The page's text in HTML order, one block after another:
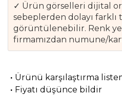
✓ Ürün görselleri dijital
sebeplerden dolayı farklı
görüntülenebilir. Renk
firmamızdan numune/
· Ürünü karşılaştırma
· Fiyatı düşünce bildir